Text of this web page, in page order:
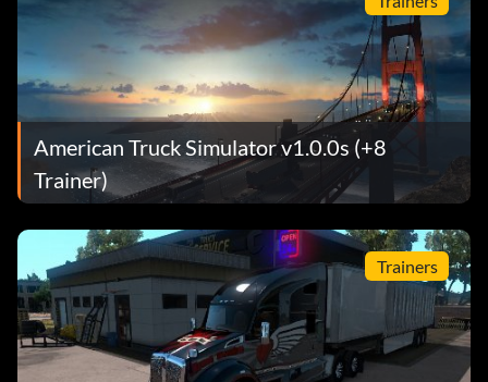
American Truck Simulator v1.0.0s (+8
Trainer)
Trainers